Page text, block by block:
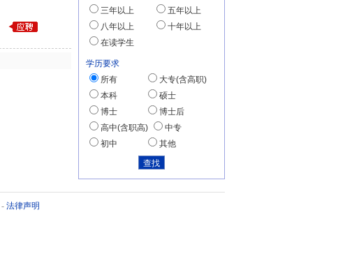
三年以上
五年以上
八年以上
十年以上
在读学生
学历要求
所有
大专(含高职)
本科
硕士
博士
博士后
高中(含职高)
中专
初中
其他
- 法律声明